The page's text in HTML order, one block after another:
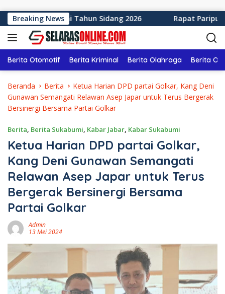
Breaking News
Sukabumi Tahun Sidang 2026 Rapat Paripurna ke-
Berita Otomotif Berita Kriminal Berita Olahraga Berita
Beranda Berita
Ketua Harian DPD partai Golkar, Kang Deni
Gunawan Semangati Relawan Asep Japar untuk Terus Bergerak
Bersinergi Bersama Partai Golkar
Berita, Berita Sukabumi, Kabar Jabar, Kabar Sukabumi
Ketua Harian DPD partai Golkar,
Kang Deni Gunawan Semangati
Relawan Asep Japar untuk Terus
Bergerak Bersinergi Bersama
Partai Golkar
Admin
13 Mei 2024